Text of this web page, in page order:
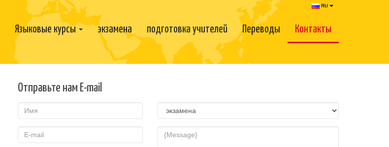
RU
Языковые курсы экзамена подготовка учителей Переводы Контакты
Отправьте нам E-mail